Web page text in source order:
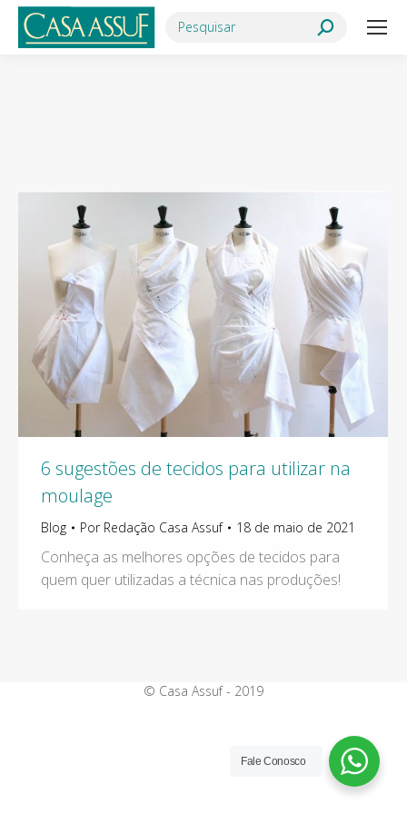
Search:
6 sugestões de tecidos para utilizar na
moulage
Blog Por Redação Casa Assuf 18 de maio de 2021
Conheça as melhores opções de tecidos para
quem quer utilizadas a técnica nas produções!
© Casa Assuf - 2019
Fale Conosco